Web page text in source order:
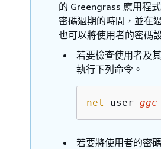
的 Greengrass 應用程
密碼過期的時間，並在
也可以將使用者的密碼
若要檢查使用者及
執行下列命令。
net user
若要將使用者的密